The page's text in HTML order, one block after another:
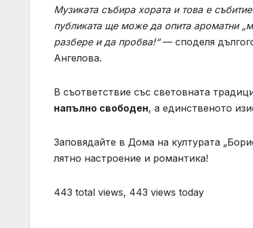
Музиката събира хората и това е
публиката ще може да опита ароматни
разбере и да пробва!“— споделя
Ангелова.
В съответствие със световната
напълно свободен, а единственото
Заповядайте в Дома на културата
лятно настроение и романтика!
443 total views, 443 views today